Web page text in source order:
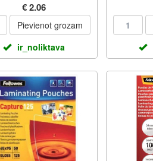
€ 2.06
Pievienot grozam
ir_noliktava